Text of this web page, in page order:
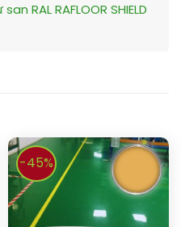
RAL RAFLOOR SHIELD
-45%